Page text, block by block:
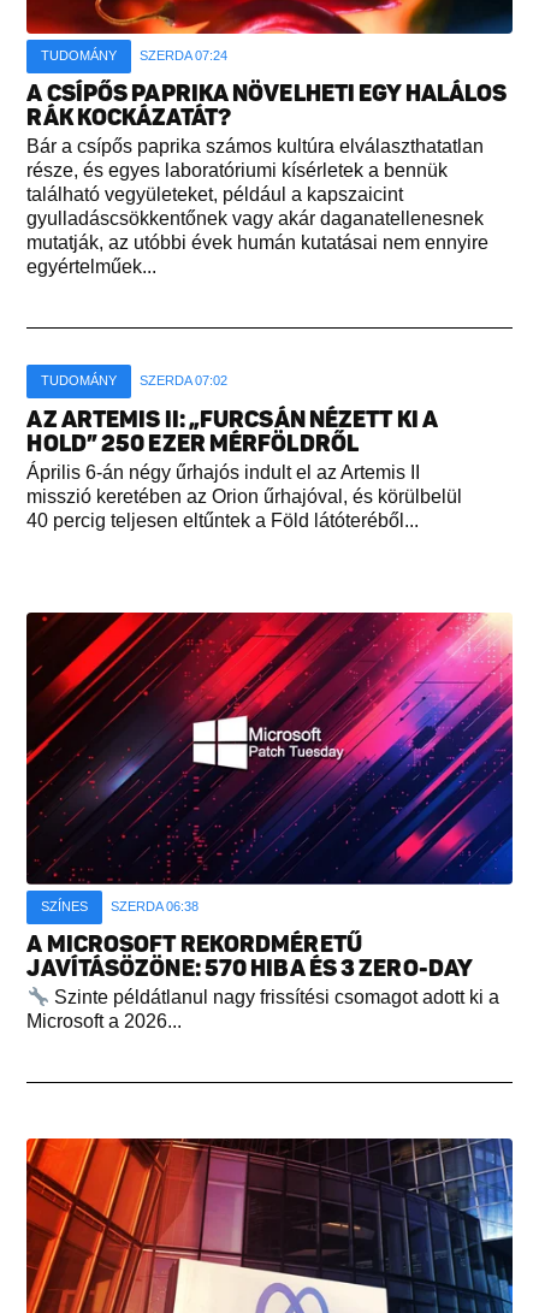
TUDOMÁNY SZERDA 07:24
A CSÍPŐS PAPRIKA NÖVELHETI EGY HALÁLOS
RÁK KOCKÁZATÁT?
Bár a csípős paprika számos kultúra elválaszthatatlan
része, és egyes laboratóriumi kísérletek a bennük
található vegyületeket, például a kapszaicint
gyulladáscsökkentőnek vagy akár daganatellenesnek
mutatják, az utóbbi évek humán kutatásai nem ennyire
egyértelműek...
TUDOMÁNY SZERDA 07:02
AZ ARTEMIS II: „FURCSÁN NÉZETT KI A
HOLD” 250 EZER MÉRFÖLDRŐL
Április 6-án négy űrhajós indult el az Artemis II
misszió keretében az Orion űrhajóval, és körülbelül
40 percig teljesen eltűntek a Föld látóteréből...
SZÍNES SZERDA 06:38
A MICROSOFT REKORDMÉRETŰ
JAVÍTÁSÖZÖNE: 570 HIBA ÉS 3 ZERO-DAY
Szinte példátlanul nagy frissítési csomagot adott ki a
Microsoft a 2026...